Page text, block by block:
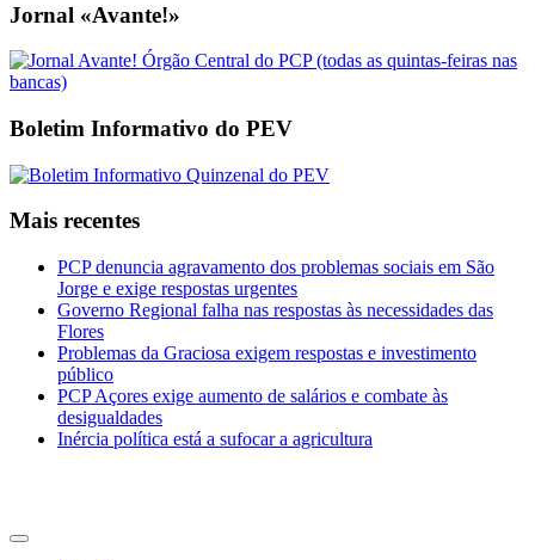
Jornal «Avante!»
Boletim Informativo do PEV
Mais recentes
PCP denuncia agravamento dos problemas sociais em São
Jorge e exige respostas urgentes
Governo Regional falha nas respostas às necessidades das
Flores
Problemas da Graciosa exigem respostas e investimento
público
PCP Açores exige aumento de salários e combate às
desigualdades
Inércia política está a sufocar a agricultura